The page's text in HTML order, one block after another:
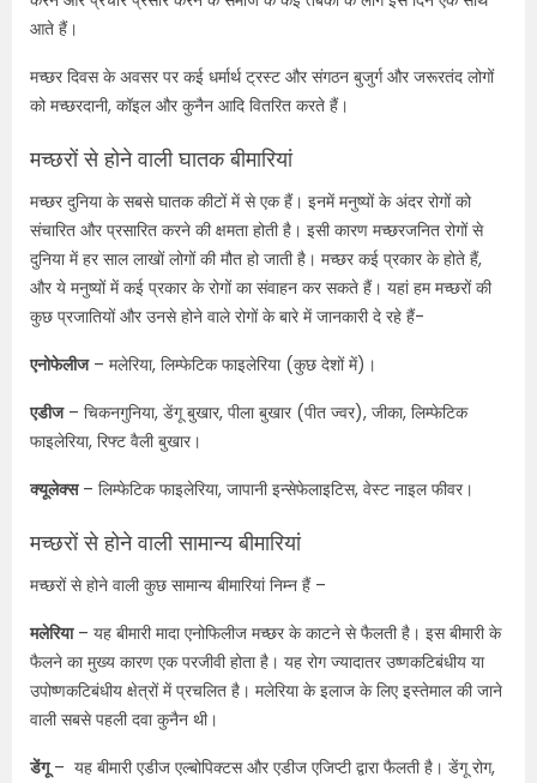
आते हैं।
मच्छर दिवस के अवसर पर कई धर्मार्थ ट्रस्ट और संगठन बुजुर्ग और जरूरतंद लोगों
को मच्छरदानी, कॉइल और कुनैन आदि वितरित करते हैं।
मच्छरों से होने वाली घातक बीमारियां
मच्छर दुनिया के सबसे घातक कीटों में से एक हैं। इनमें मनुष्यों के अंदर रोगों को
संचारित और प्रसारित करने की क्षमता होती है। इसी कारण मच्छरजनित रोगों से
दुनिया में हर साल लाखों लोगों की मौत हो जाती है। मच्छर कई प्रकार के होते हैं,
और ये मनुष्यों में कई प्रकार के रोगों का संवाहन कर सकते हैं। यहां हम मच्छरों की
कुछ प्रजातियों और उनसे होने वाले रोगों के बारे में जानकारी दे रहे हैं-
एनोफेलीज– मलेरिया, लिम्फेटिक फाइलेरिया (कुछ देशों में)।
एडीज– चिकनगुनिया, डेंगू बुखार, पीला बुखार (पीत ज्वर), जीका, लिम्फेटिक
फाइलेरिया, रिफ्ट वैली बुखार।
क्यूलेक्स– लिम्फेटिक फाइलेरिया, जापानी इन्सेफेलाइटिस, वेस्ट नाइल फीवर।
मच्छरों से होने वाली सामान्य बीमारियां
मच्छरों से होने वाली कुछ सामान्य बीमारियां निम्न हैं –
मलेरिया – यह बीमारी मादा एनोफिलीज मच्छर के काटने से फैलती है। इस बीमारी के
फैलने का मुख्य कारण एक परजीवी होता है। यह रोग ज्यादातर उष्णकटिबंधीय या
उपोष्णकटिबंधीय क्षेत्रों में प्रचलित है। मलेरिया के इलाज के लिए इस्तेमाल की जाने
वाली सबसे पहली दवा कुनैन थी।
डेंगू– यह बीमारी एडीज एल्बोपिक्टस और एडीज एजिप्टी द्वारा फैलती है। डेंगू रोग,